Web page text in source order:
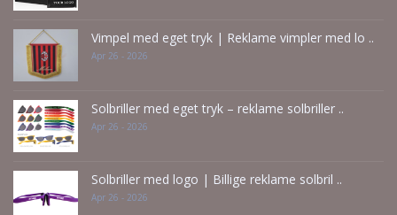
Vimpel med eget tryk | Reklame vimpler med lo ..
Apr 26 - 2026
Solbriller med eget tryk – reklame solbriller ..
Apr 26 - 2026
Solbriller med logo | Billige reklame solbril ..
Apr 26 - 2026